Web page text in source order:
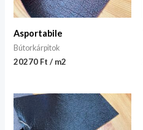
Asportabile
Bútorkárpitok
20270 Ft / m2